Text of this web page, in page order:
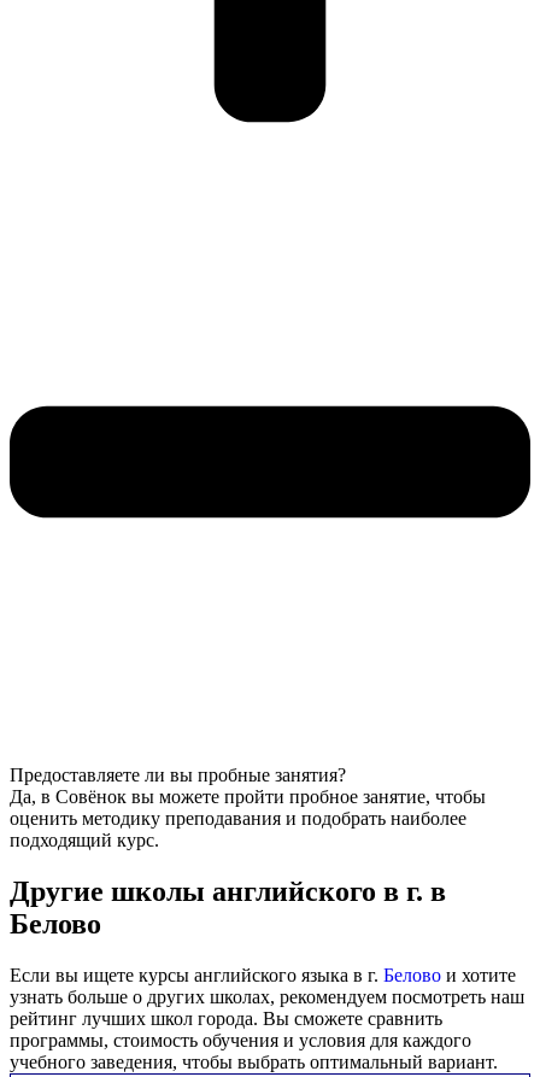
Предоставляете ли вы пробные занятия?
Да, в Совёнок вы можете пройти пробное занятие, чтобы
оценить методику преподавания и подобрать наиболее
подходящий курс.
Другие школы английского в г. в
Белово
Если вы ищете курсы английского языка в г. Белово и хотите
узнать больше о других школах, рекомендуем посмотреть наш
рейтинг лучших школ города. Вы сможете сравнить
программы, стоимость обучения и условия для каждого
учебного заведения, чтобы выбрать оптимальный вариант.